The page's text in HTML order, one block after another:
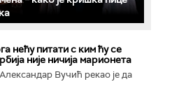
нећу питати с ким ћу се
није ничија марионета
Вучић рекао је да